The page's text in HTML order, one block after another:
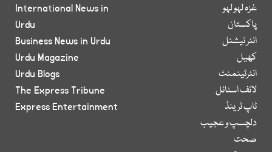
غزہ لہو لہو
پاکستان
انٹر نیشنل
کھیل
انٹرٹینمنٹ
لائف اسٹائل
ٹاپ ٹرینڈ
دلچسپ و عجیب
صحت
International News in
Urdu
Business News in Urdu
Urdu Magazine
Urdu Blogs
The Express Tribune
Express Entertainment